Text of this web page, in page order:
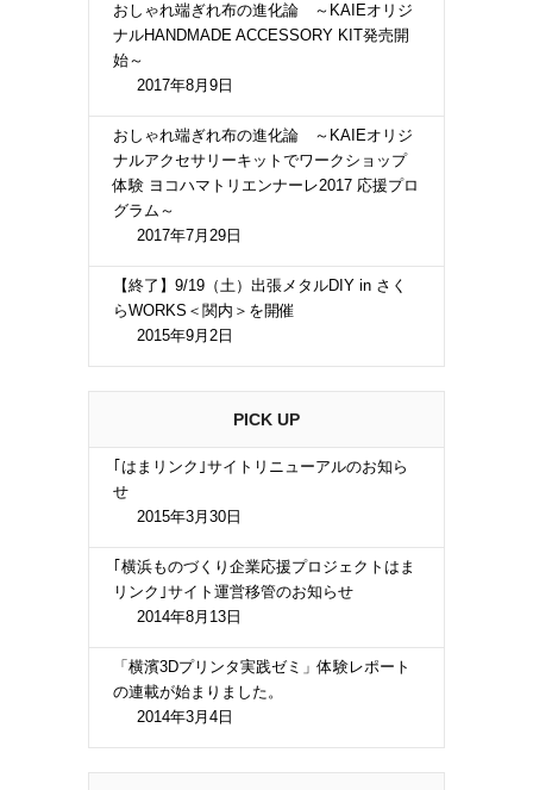
おしゃれ端ぎれ布の進化論 ～KAIEオリジ
ナルHANDMADE ACCESSORY KIT発売開
始～
2017年8月9日
おしゃれ端ぎれ布の進化論 ～KAIEオリジ
ナルアクセサリーキットでワークショップ
体験 ヨコハマトリエンナーレ2017 応援プロ
グラム～
2017年7月29日
【終了】9/19（土）出張メタルDIY in さく
らWORKS＜関内＞を開催
2015年9月2日
PICK UP
｢はまリンク｣サイトリニューアルのお知ら
せ
2015年3月30日
｢横浜ものづくり企業応援プロジェクトはま
リンク｣サイト運営移管のお知らせ
2014年8月13日
「横濱3Dプリンタ実践ゼミ」体験レポート
の連載が始まりました。
2014年3月4日